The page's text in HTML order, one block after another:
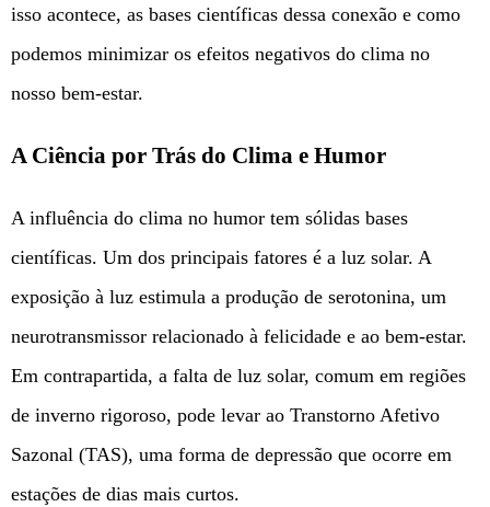
isso acontece, as bases científicas dessa conexão e como
podemos minimizar os efeitos negativos do clima no
nosso bem-estar.
A Ciência por Trás do Clima e Humor
A influência do clima no humor tem sólidas bases
científicas. Um dos principais fatores é a luz solar. A
exposição à luz estimula a produção de serotonina, um
neurotransmissor relacionado à felicidade e ao bem-estar.
Em contrapartida, a falta de luz solar, comum em regiões
de inverno rigoroso, pode levar ao Transtorno Afetivo
Sazonal (TAS), uma forma de depressão que ocorre em
estações de dias mais curtos.